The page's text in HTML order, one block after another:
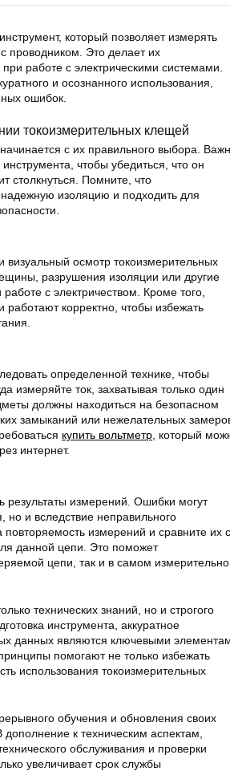
который позволяет измерять
проводником. Это делает их
работе с электрическими системами.
и осознанного использования,
ошибок.
токоизмерительных клещей
с их правильного выбора.
чтобы убедиться, что он
столкнуться. Помните, что
изоляцию и подходить для
визуальный осмотр токоизмерительных
разрушения изоляции или другие
с электричеством. Кроме того,
работают корректно, чтобы избежать
определенной технике, чтобы
измеряйте ток, захватывая только один
должны находиться на безопасном
замыканий или нежелательных
купить вольтметр , который
интернет.
результаты измерений. Ошибки могут
но и вследствие неправильного
измерений и сравните их с
данной цепи. Это поможет
цепи, так и в самом
технических знаний, но и строгого
инструмента, аккуратное
данных являются ключевыми
помогают не только избежать
использования токоизмерительных
обучения и обновления своих
к техническим аспектам,
обслуживания и проверки
увеличивает срок службы